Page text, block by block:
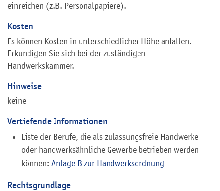
einreichen (z.B. Personalpapiere).
Kosten
Es können Kosten in unterschiedlicher Höhe anfallen.
Erkundigen Sie sich bei der zuständigen
Handwerkskammer.
Hinweise
keine
Vertiefende Informationen
Liste der Berufe, die als zulassungsfreie Handwerke
oder handwerksähnliche Gewerbe betrieben werden
können: Anlage B zur Handwerksordnung
Rechtsgrundlage